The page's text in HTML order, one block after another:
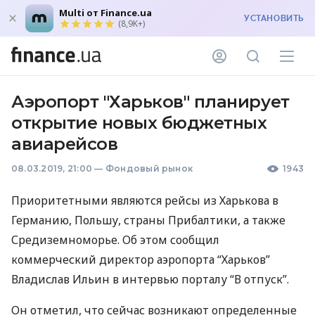
Multi от Finance.ua
(8,9K+) УСТАНОВИТЬ
Аэропорт "Харьков" планирует
открытие новых бюджетных
авиарейсов
08.03.2019, 21:00 — Фондовый рынок 1943
Приоритетными являются рейсы из Харькова в
Германию, Польшу, страны Прибалтики, а также
Средиземноморье. Об этом сообщил
коммерческий директор аэропорта “Харьков”
Владислав Ильин в интервью порталу “В отпуск”.
Он отметил, что сейчас возникают определенные